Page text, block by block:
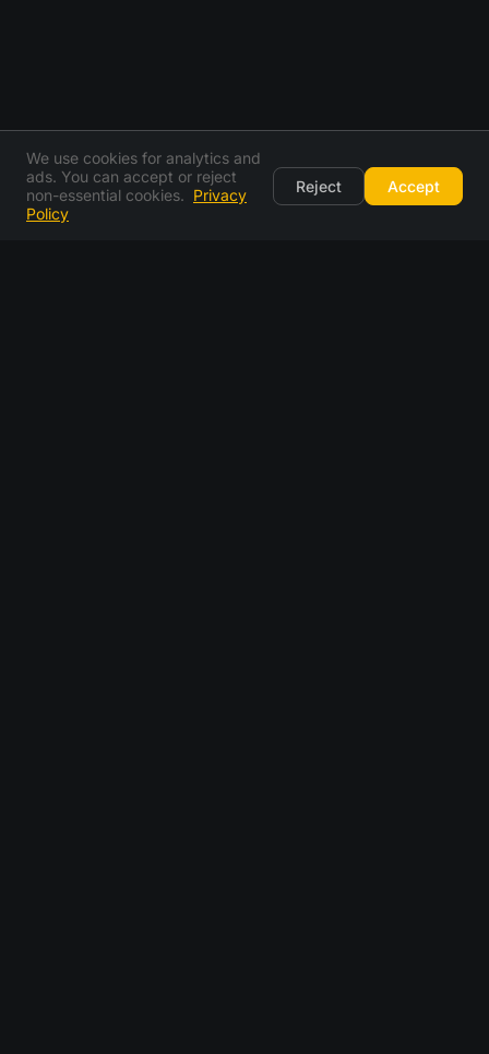
We use cookies for analytics and
ads. You can accept or reject
non-essential cookies. Privacy
Policy
Reject Accept